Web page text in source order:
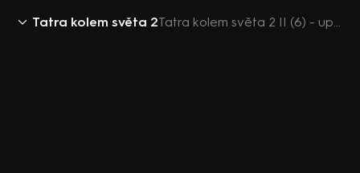
Tatra kolem světa 2 Tatra kolem světa 2 II (6) - upoutávka